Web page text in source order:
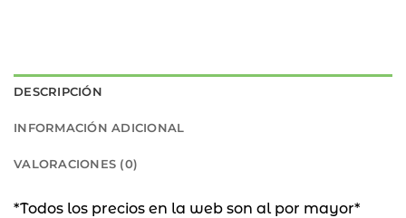
DESCRIPCIÓN
INFORMACIÓN ADICIONAL
VALORACIONES (0)
*Todos los precios en la web son al por mayor*